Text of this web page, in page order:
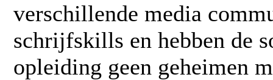
verschillende media
schrijfskills en hebben de
opleiding geen geheimen